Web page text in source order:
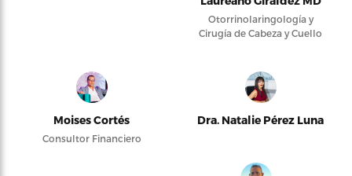
Otorrinolaringología y
Cirugía de Cabeza y Cuello
Moises Cortés
Consultor Financiero
Dra. Natalie Pérez Luna